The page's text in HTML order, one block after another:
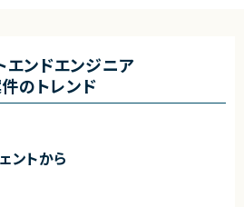
ヒアリング
設計
ュー手法の
等）の活
勉強会の実
・ユーザーがキャラクターと
ニケーションを楽しめる新規
し、ユーザーとの関係性を深
エンドエンジニア
のトレンド
ントから